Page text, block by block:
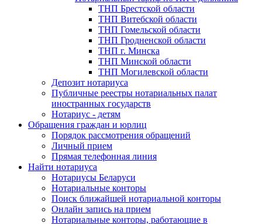
ТНП Брестской области
ТНП Витебской области
ТНП Гомельской области
ТНП Гродненской области
ТНП г. Минска
ТНП Минской области
ТНП Могилевской области
Депозит нотариуса
Публичные реестры нотариальных палат
иностранных государств
Нотариус - детям
Обращения граждан и юрлиц
Порядок рассмотрения обращений
Личный прием
Прямая телефонная линия
Найти нотариуса
Нотариусы Беларуси
Нотариальные конторы
Поиск ближайшей нотариальной конторы
Онлайн запись на прием
Нотариальные конторы, работающие в